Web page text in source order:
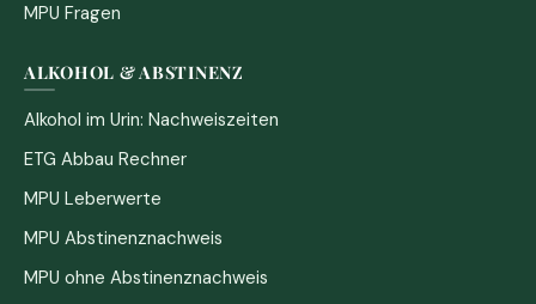
MPU Fragen
ALKOHOL & ABSTINENZ
Alkohol im Urin: Nachweiszeiten
ETG Abbau Rechner
MPU Leberwerte
MPU Abstinenznachweis
MPU ohne Abstinenznachweis